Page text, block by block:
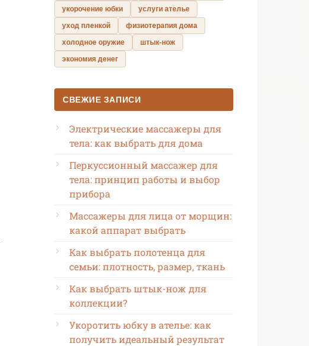
укорочение юбки
услуги ателье
уход пленкой
физиотерапия дома
холодное оружие
штык-нож
экономия денег
СВЕЖИЕ ЗАПИСИ
Электрические массажеры для
тела: как выбрать для дома
Перкуссионный массажер для
тела: принцип работы и выбор
прибора
Массажеры для лица от морщин:
какой аппарат выбрать
Как выбрать полотенца для
семьи: плотность, размер, ткань
Как выбрать штык-нож для
коллекции?
Укоротить юбку в ателье: как
получить идеальный результат